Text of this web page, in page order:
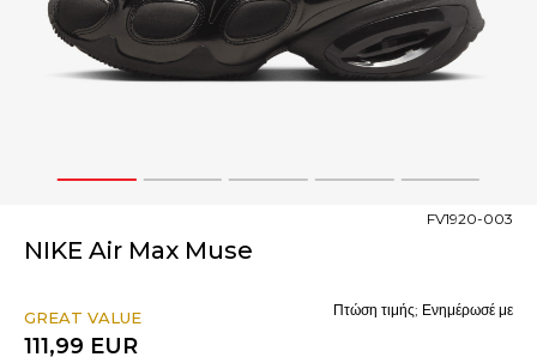
1 2 3 4 5
NIKE Air Max Muse
FV1920-003
GREAT VALUE
111,99 EUR
Πτώση τιμής; Ενημέρωσέ με